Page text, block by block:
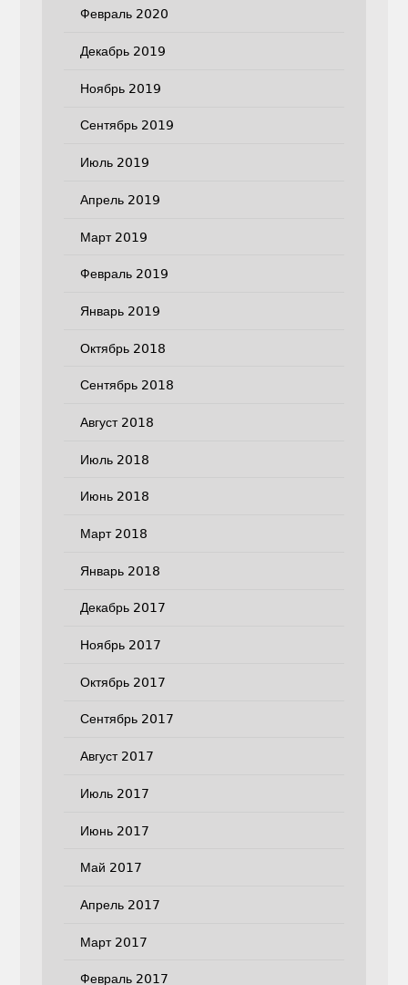
Февраль 2020
Декабрь 2019
Ноябрь 2019
Сентябрь 2019
Июль 2019
Апрель 2019
Март 2019
Февраль 2019
Январь 2019
Октябрь 2018
Сентябрь 2018
Август 2018
Июль 2018
Июнь 2018
Март 2018
Январь 2018
Декабрь 2017
Ноябрь 2017
Октябрь 2017
Сентябрь 2017
Август 2017
Июль 2017
Июнь 2017
Май 2017
Апрель 2017
Март 2017
Февраль 2017